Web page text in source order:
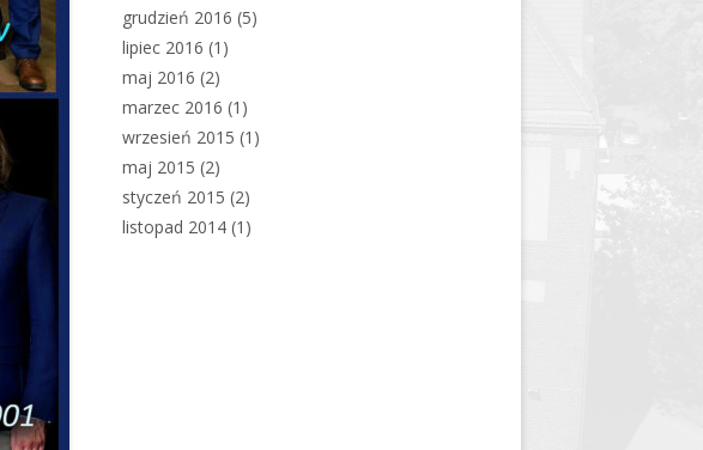
grudzień 2016 (5)
lipiec 2016 (1)
maj 2016 (2)
marzec 2016 (1)
wrzesień 2015 (1)
maj 2015 (2)
styczeń 2015 (2)
listopad 2014 (1)